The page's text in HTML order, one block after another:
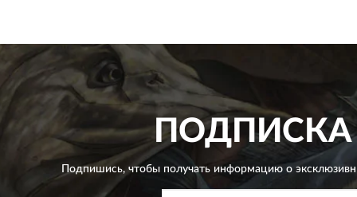
ПОДПИСКА
Подпишись, чтобы получать информацию о